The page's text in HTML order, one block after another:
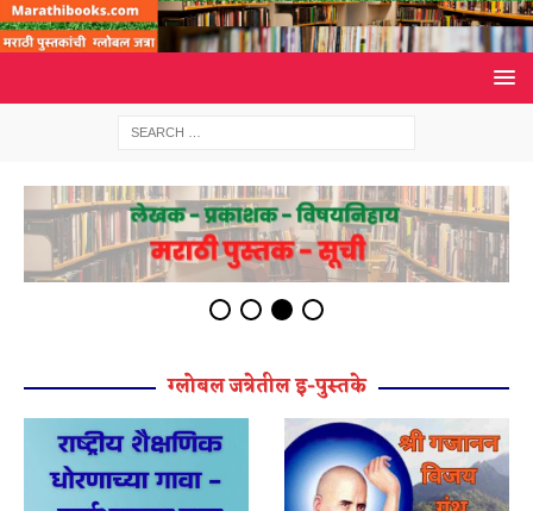
ग्लोबल जत्रेतील इ-पुस्तके